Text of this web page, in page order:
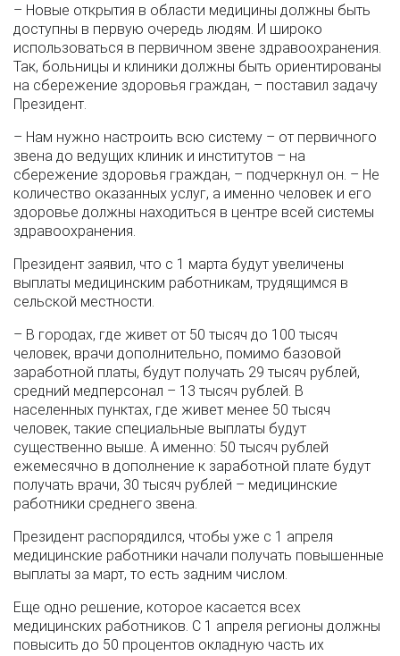
– Новые открытия в области медицины должны быть
доступны в первую очередь людям. И широко
использоваться в первичном звене здравоохранения.
Так, больницы и клиники должны быть ориентированы
на сбережение здоровья граждан, – поставил задачу
Президент.
– Нам нужно настроить всю систему – от первичного
звена до ведущих клиник и институтов – на
сбережение здоровья граждан, – подчеркнул он. – Не
количество оказанных услуг, а именно человек и его
здоровье должны находиться в центре всей системы
здравоохранения.
Президент заявил, что с 1 марта будут увеличены
выплаты медицинским работникам, трудящимся в
сельской местности.
– В городах, где живет от 50 тысяч до 100 тысяч
человек, врачи дополнительно, помимо базовой
заработной платы, будут получать 29 тысяч рублей,
средний медперсонал – 13 тысяч рублей. В
населенных пунктах, где живет менее 50 тысяч
человек, такие специальные выплаты будут
существенно выше. А именно: 50 тысяч рублей
ежемесячно в дополнение к заработной плате будут
получать врачи, 30 тысяч рублей – медицинские
работники среднего звена.
Президент распорядился, чтобы уже с 1 апреля
медицинские работники начали получать повышенные
выплаты за март, то есть задним числом.
Еще одно решение, которое касается всех
медицинских работников. С 1 апреля регионы должны
повысить до 50 процентов окладную часть их